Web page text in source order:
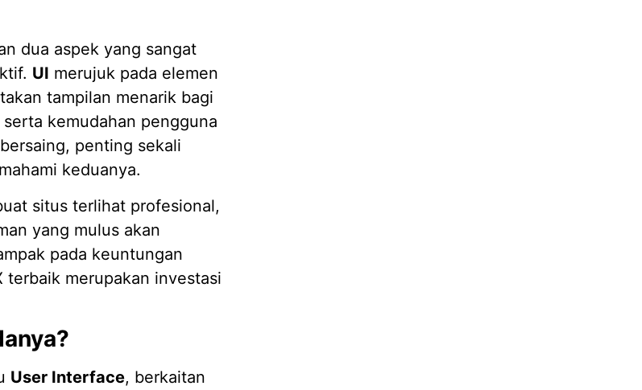
dua aspek yang sangat
UI merujuk pada elemen
tampilan menarik bagi
kemudahan pengguna
penting sekali
keduanya.
situs terlihat profesional,
yang mulus akan
pada keuntungan
terbaik merupakan investasi
User Interface, berkaitan